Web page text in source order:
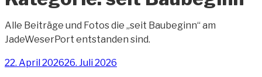
Alle Beiträge und Fotos die „seit Baubeginn“ am
JadeWeserPort entstanden sind.
Veröffentlicht
22. April 202626. Juli 2026